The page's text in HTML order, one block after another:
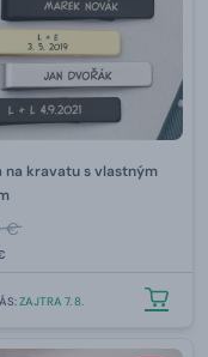
na kravatu s vlastným
€
ZAJTRA 7. 8.